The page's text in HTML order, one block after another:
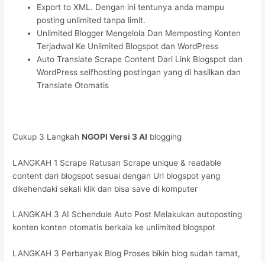
Export to XML. Dengan ini tentunya anda mampu
posting unlimited tanpa limit.
Unlimited Blogger Mengelola Dan Memposting Konten
Terjadwal Ke Unlimited Blogspot dan WordPress
Auto Translate Scrape Content Dari Link Blogspot dan
WordPress selfhosting postingan yang di hasilkan dan
Translate Otomatis
Cukup 3 LangkahNGOPI Versi 3 AI blogging
LANGKAH 1 Scrape Ratusan Scrape unique & readable
content dari blogspot sesuai dengan Url blogspot yang
dikehendaki sekali klik dan bisa save di komputer
LANGKAH 3 AI Schendule Auto Post Melakukan autoposting
konten konten otomatis berkala ke unlimited blogspot
LANGKAH 3 Perbanyak Blog Proses bikin blog sudah tamat,